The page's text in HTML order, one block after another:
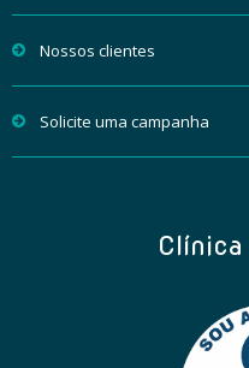
Nossos clientes
Solicite uma campanha